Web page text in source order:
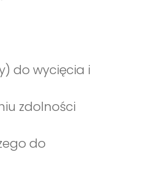
do wycięcia i
zdolności
do